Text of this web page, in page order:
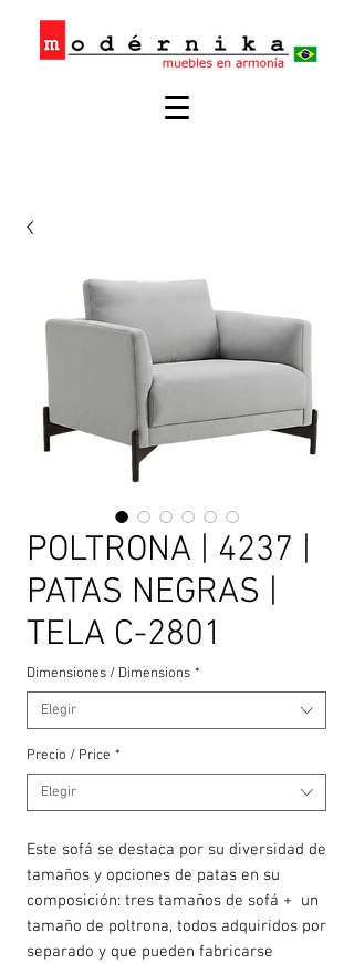
POLTRONA | 4237 |
PATAS NEGRAS |
TELA C-2801
Dimensiones / Dimensions *
Elegir
Precio / Price *
Elegir
Este sofá se destaca por su diversidad de
tamaños y opciones de patas en su
composición: tres tamaños de sofá + un
tamaño de poltrona, todos adquiridos por
separado y que pueden fabricarse